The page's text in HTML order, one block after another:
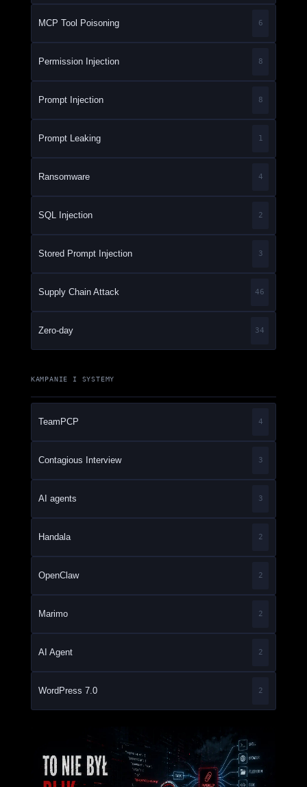
MCP Tool Poisoning 6
Permission Injection 8
Prompt Injection 8
Prompt Leaking 1
Ransomware 4
SQL Injection 2
Stored Prompt Injection 3
Supply Chain Attack 46
Zero-day 34
KAMPANIE I SYSTEMY
TeamPCP 4
Contagious Interview 3
AI agents 3
Handala 2
OpenClaw 2
Marimo 2
AI Agent 2
WordPress 7.0 2